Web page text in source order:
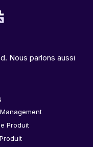
Nous parlons aussi
Produit